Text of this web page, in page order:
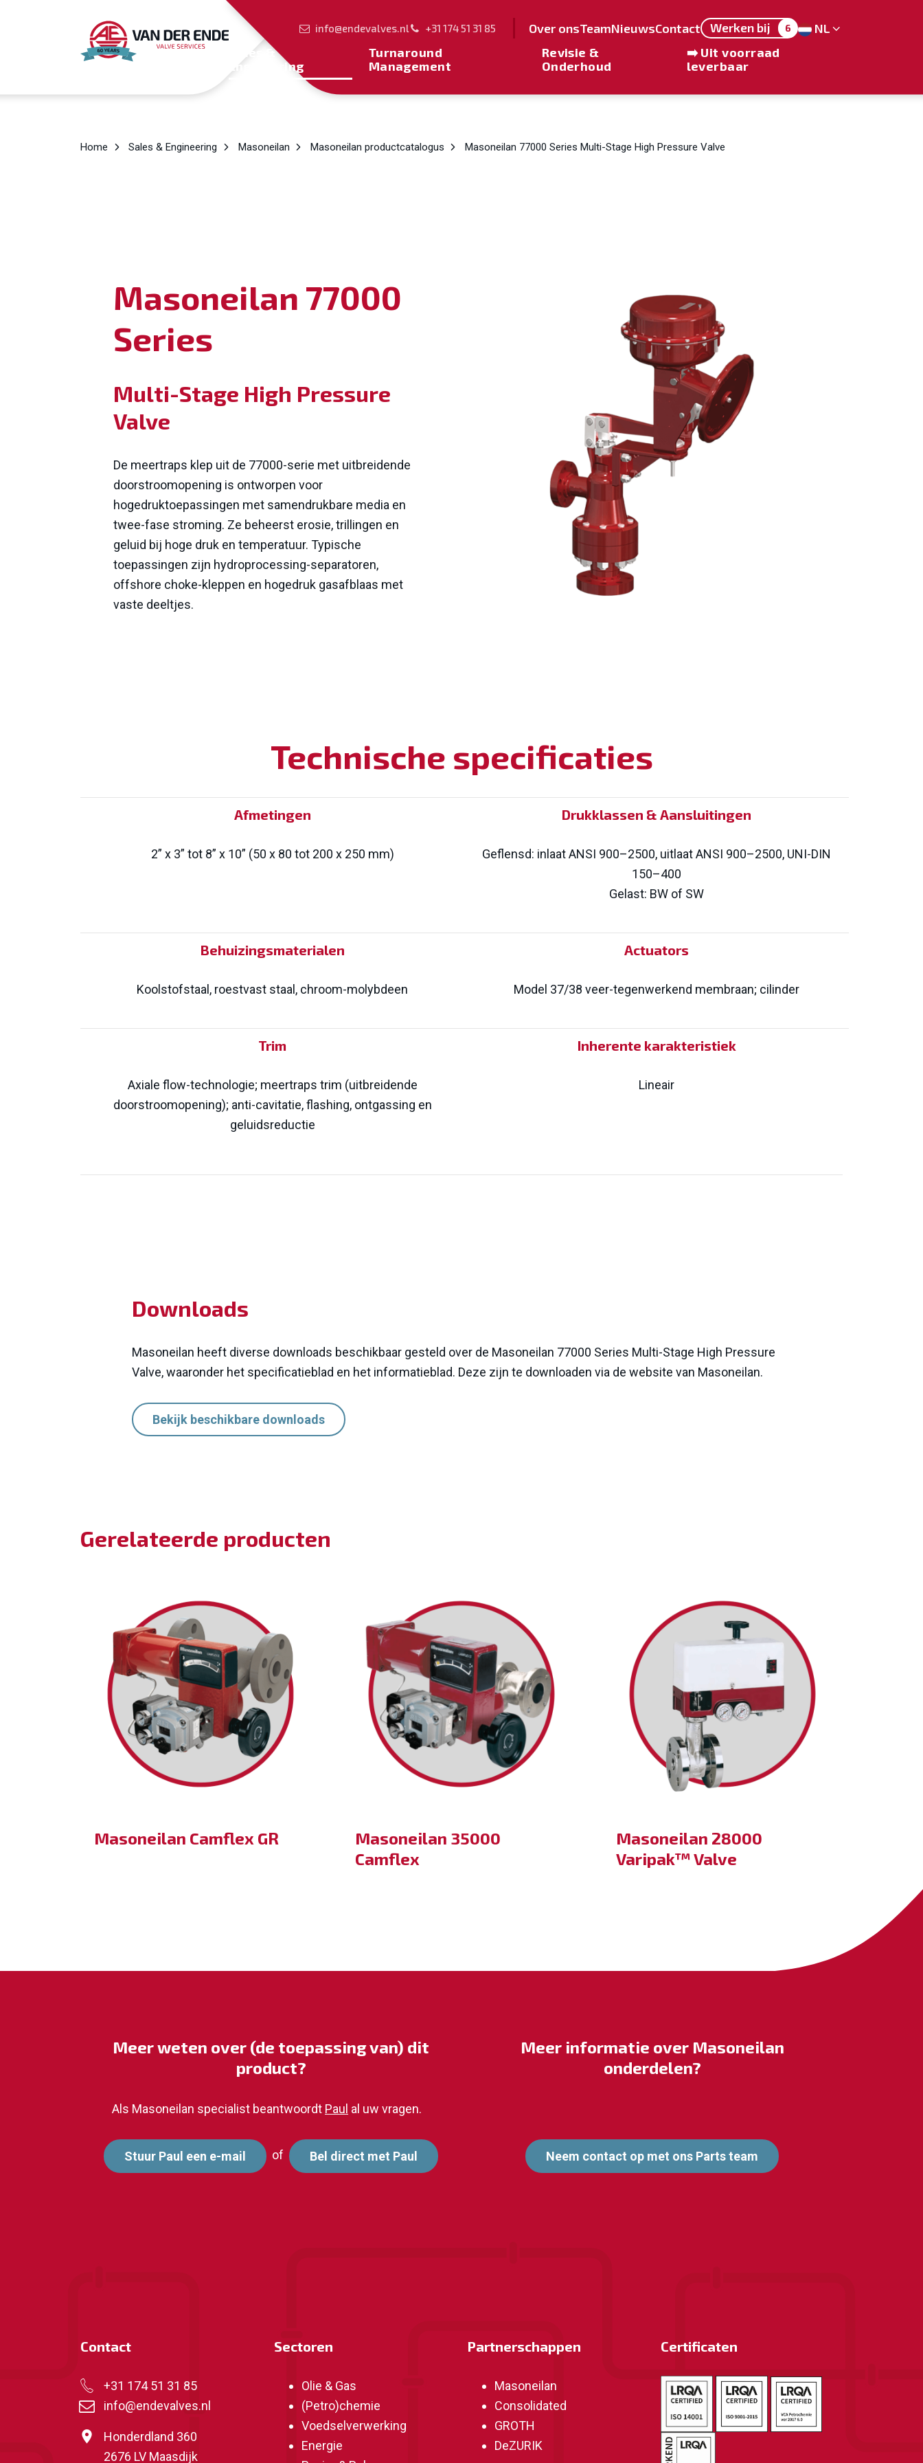
info@endevalves.nl +31 174 51 31 85 Over onsTeamNieuwsContact Werken bij 6
NL
Sales &
Engineering
Turnaround
Management
Revisie &
Onderhoud
➡️ Uit voorraad
leverbaar
Home Sales & Engineering Masoneilan Masoneilan productcatalogus Masoneilan 77000 Series Multi-Stage High Pressure Valve
Masoneilan 77000
Series
Multi-Stage High Pressure
Valve
De meertraps klep uit de 77000-serie met uitbreidende
doorstroomopening is ontworpen voor
hogedruktoepassingen met samendrukbare media en
twee-fase stroming. Ze beheerst erosie, trillingen en
geluid bij hoge druk en temperatuur. Typische
toepassingen zijn hydroprocessing-separatoren,
offshore choke-kleppen en hogedruk gasafblaas met
vaste deeltjes.
Technische specificaties
Afmetingen
2” x 3” tot 8” x 10” (50 x 80 tot 200 x 250 mm)
Drukklassen & Aansluitingen
Geflensd: inlaat ANSI 900–2500, uitlaat ANSI 900–2500, UNI-DIN
150–400
Gelast: BW of SW
Behuizingsmaterialen
Koolstofstaal, roestvast staal, chroom-molybdeen
Actuators
Model 37/38 veer-tegenwerkend membraan; cilinder
Trim
Axiale flow-technologie; meertraps trim (uitbreidende
doorstroomopening); anti-cavitatie, flashing, ontgassing en
geluidsreductie
Inherente karakteristiek
Lineair
Downloads
Masoneilan heeft diverse downloads beschikbaar gesteld over de Masoneilan 77000 Series Multi-Stage High Pressure
Valve, waaronder het specificatieblad en het informatieblad. Deze zijn te downloaden via de website van Masoneilan.
Bekijk beschikbare downloads
Gerelateerde producten
Masoneilan Camflex GR
Masoneilan 35000
Camflex
Masoneilan 28000
Varipak™ Valve
Meer weten over (de toepassing van) dit
product?
Als Masoneilan specialist beantwoordt Paul al uw vragen.
Stuur Paul een e-mail of Bel direct met Paul
Meer informatie over Masoneilan
onderdelen?
Neem contact op met ons Parts team
Contact
+31 174 51 31 85
info@endevalves.nl
Honderdland 360
2676 LV Maasdijk
Sectoren
Olie & Gas
(Petro)chemie
Voedselverwerking
Energie
Partnerschappen
Masoneilan
Consolidated
GROTH
DeZURIK
Certificaten